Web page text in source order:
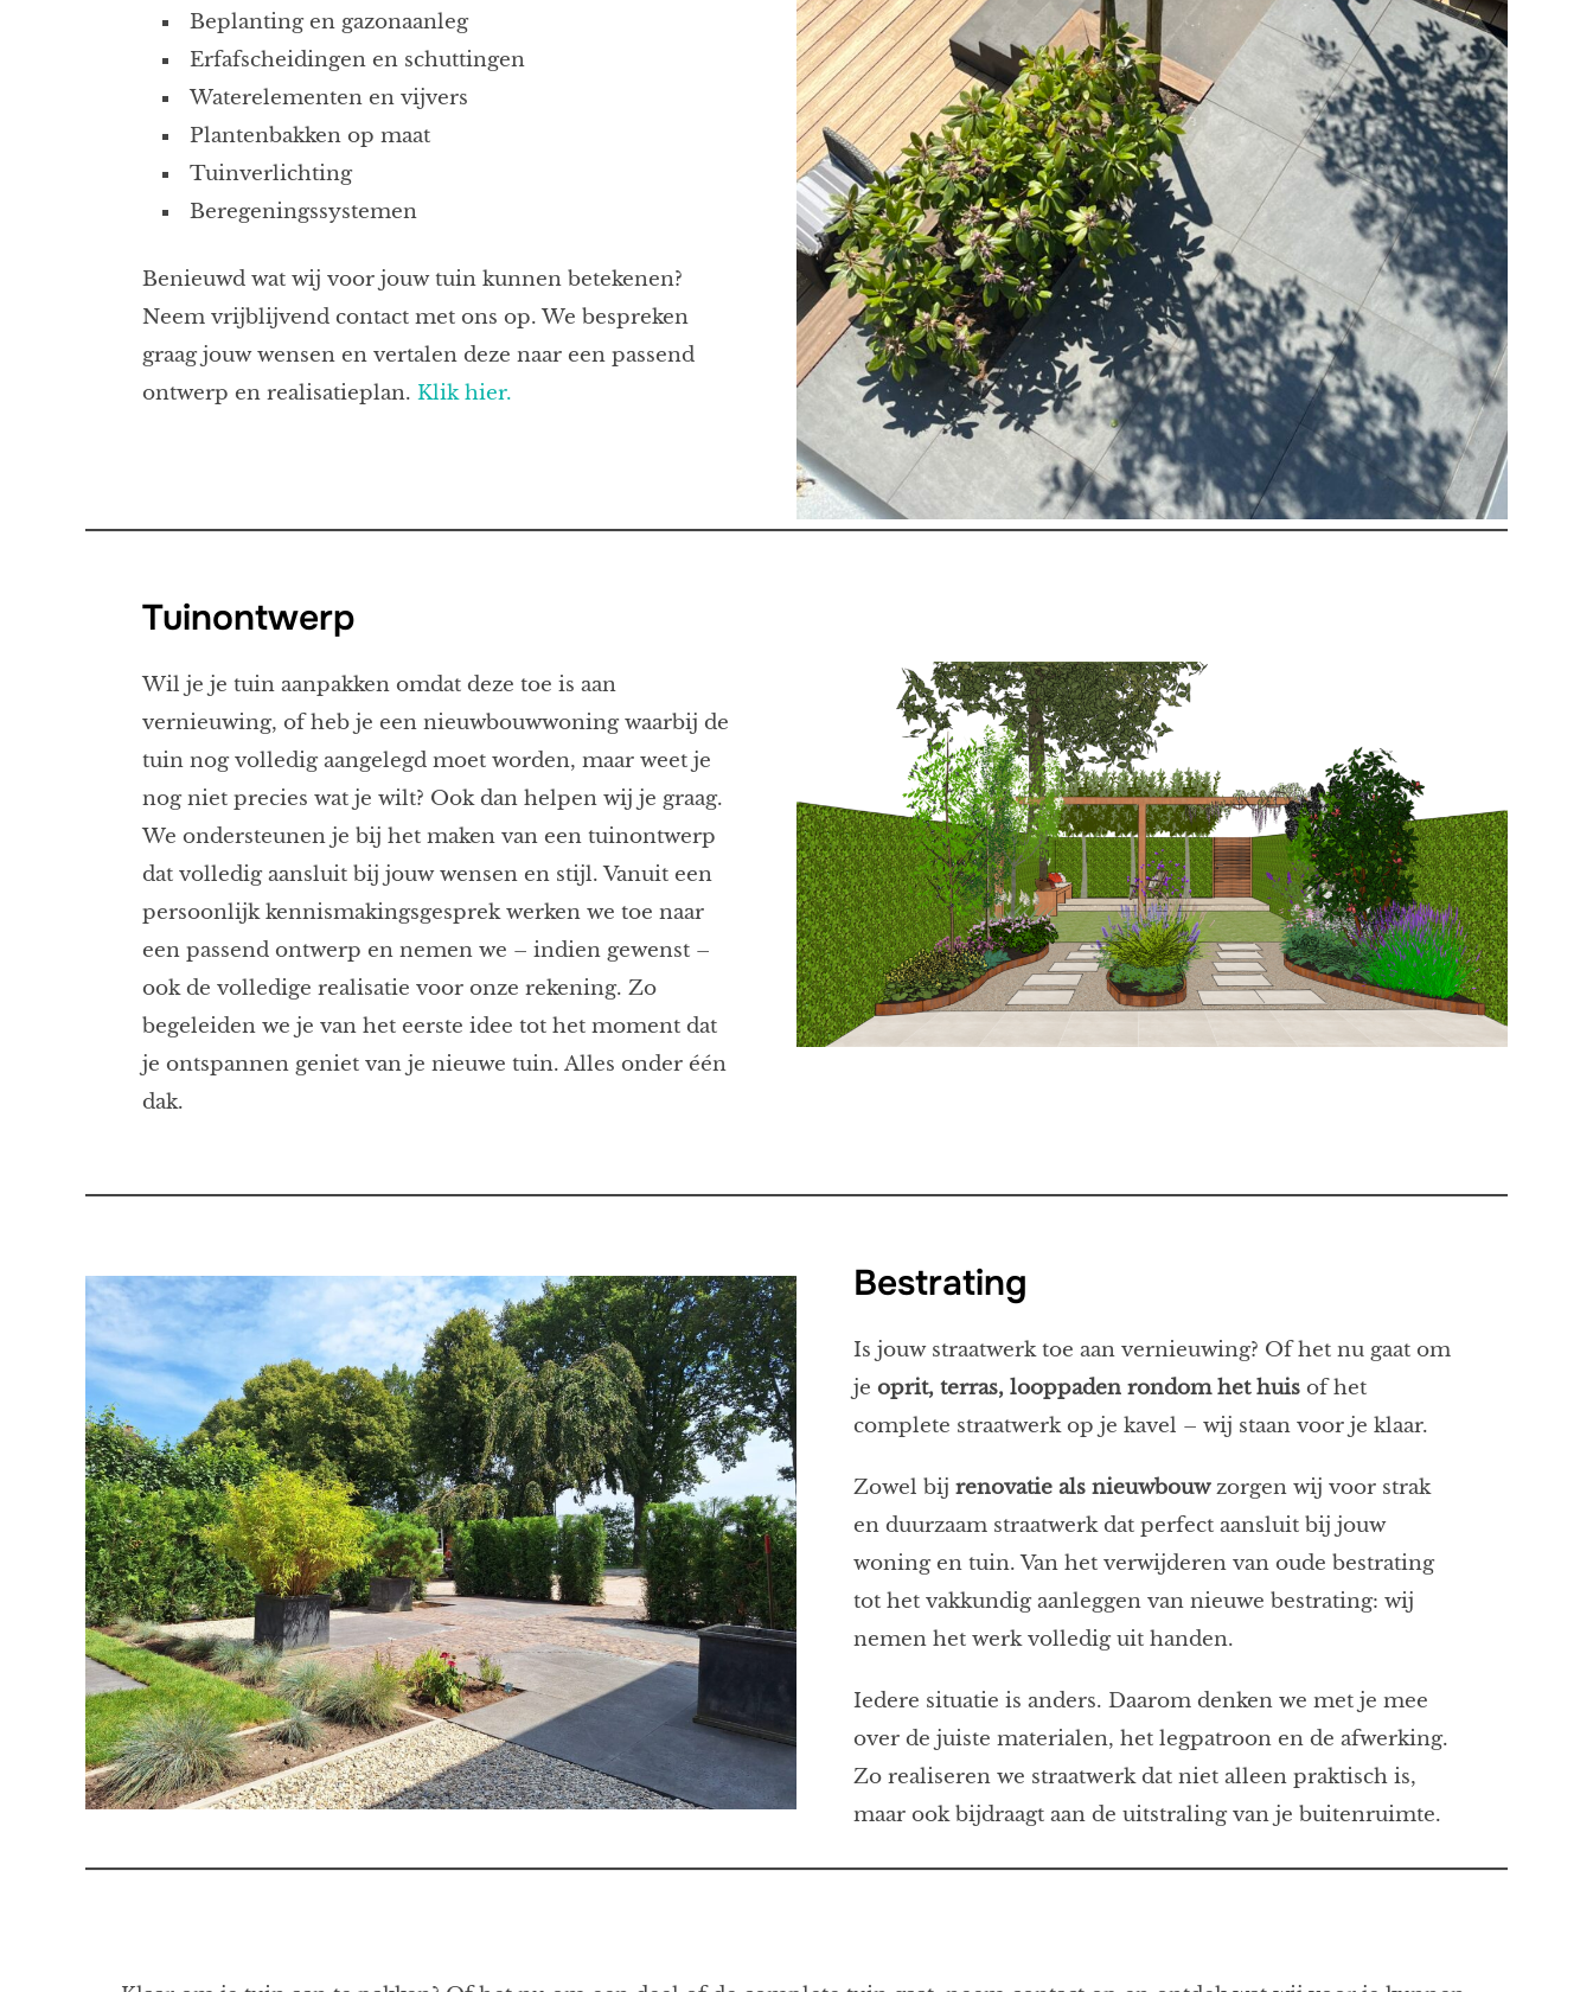
Beplanting en gazonaanleg
Erfafscheidingen en schuttingen
Waterelementen en vijvers
Plantenbakken op maat
Tuinverlichting
Beregeningssystemen
Benieuwd wat wij voor jouw tuin kunnen betekenen?
Neem vrijblijvend contact met ons op. We bespreken
graag jouw wensen en vertalen deze naar een passend
ontwerp en realisatieplan. Klik hier.
Tuinontwerp
Wil je je tuin aanpakken omdat deze toe is aan
vernieuwing, of heb je een nieuwbouwwoning waarbij de
tuin nog volledig aangelegd moet worden, maar weet je
nog niet precies wat je wilt? Ook dan helpen wij je graag.
We ondersteunen je bij het maken van een tuinontwerp
dat volledig aansluit bij jouw wensen en stijl. Vanuit een
persoonlijk kennismakingsgesprek werken we toe naar
een passend ontwerp en nemen we – indien gewenst –
ook de volledige realisatie voor onze rekening. Zo
begeleiden we je van het eerste idee tot het moment dat
je ontspannen geniet van je nieuwe tuin. Alles onder één
dak.
Bestrating
Is jouw straatwerk toe aan vernieuwing? Of het nu gaat om
je oprit, terras, looppaden rondom het huis of het
complete straatwerk op je kavel – wij staan voor je klaar.
Zowel bij renovatie als nieuwbouwzorgen wij voor strak
en duurzaam straatwerk dat perfect aansluit bij jouw
woning en tuin. Van het verwijderen van oude bestrating
tot het vakkundig aanleggen van nieuwe bestrating: wij
nemen het werk volledig uit handen.
Iedere situatie is anders. Daarom denken we met je mee
over de juiste materialen, het legpatroon en de afwerking.
Zo realiseren we straatwerk dat niet alleen praktisch is,
maar ook bijdraagt aan de uitstraling van je buitenruimte.